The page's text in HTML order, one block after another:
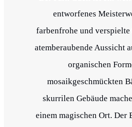
entworfenes
farbenfrohe und verspielte
atemberaubende Aussicht
organischen
mosaikgeschmückten
skurrilen Gebäude
einem magischen Ort. Der